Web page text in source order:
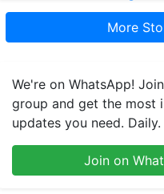
More
We're on WhatsApp!
group and get the most
updates you need. Daily.
Join on